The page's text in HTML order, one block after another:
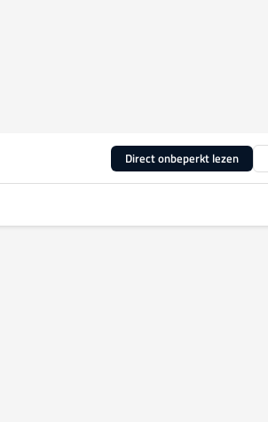
Direct onbeperkt lezen